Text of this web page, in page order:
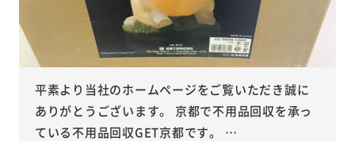
平素より当社のホームページをご覧いただき誠に
ありがとうございます。 京都で不用品回収を承っ
ている不用品回収GET京都です。 …